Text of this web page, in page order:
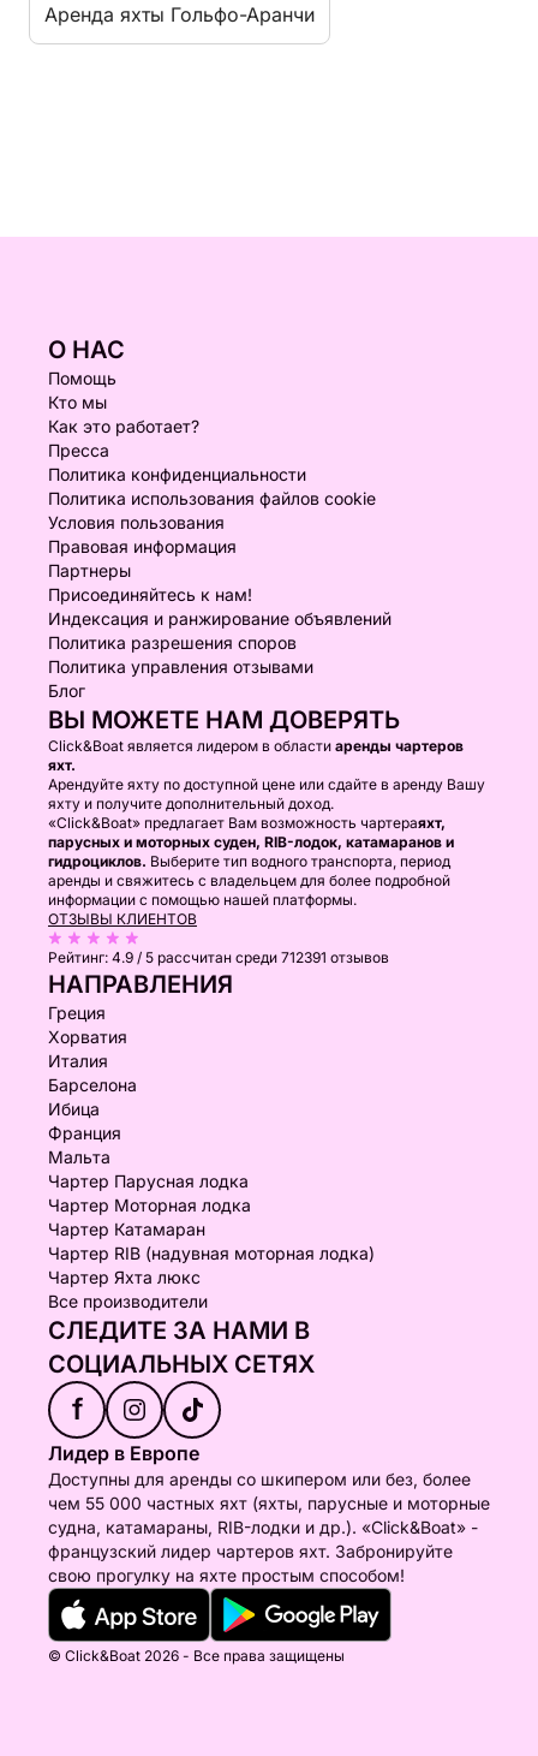
Aренда яхты Гольфо-Аранчи
О НАС
Помощь
Кто мы
Как это работает?
Пресса
Политика конфиденциальности
Политика использования файлов cookie
Условия пользования
Правовая информация
Партнеры
Присоединяйтесь к нам!
Индексация и ранжирование объявлений
Политика разрешения споров
Политика управления отзывами
Блог
ВЫ МОЖЕТЕ НАМ ДОВЕРЯТЬ
Click&Boat является лидером в области аренды чартеров
яхт.
Арендуйте яхту по доступной цене или сдайте в аренду Вашу
яхту и получите дополнительный доход.
«Click&Boat» предлагает Вам возможность чартераяхт,
парусных и моторных суден, RIB-лодок, катамаранов и
гидроциклов. Выберите тип водного транспорта, период
аренды и свяжитесь с владельцем для более подробной
информации с помощью нашей платформы.
ОТЗЫВЫ КЛИЕНТОВ
Рейтинг: 4.9 / 5 рассчитан среди 712391 отзывов
НАПРАВЛЕНИЯ
Греция
Хорватия
Италия
Барселона
Ибица
Франция
Мальта
Чартер Парусная лодка
Чартер Моторная лодка
Чартер Катамаран
Чартер RIB (надувная моторная лодка)
Чартер Яхта люкс
Все производители
СЛЕДИТЕ ЗА НАМИ В
СОЦИАЛЬНЫХ СЕТЯХ
f
Лидер в Европе
Доступны для аренды со шкипером или без, более
чем 55 000 частных яхт (яхты, парусные и моторные
судна, катамараны, RIB-лодки и др.). «Click&Boat» -
французский лидер чартеров яхт. Забронируйте
свою прогулку на яхте простым способом!
© Click&Boat 2026 - Все права защищены